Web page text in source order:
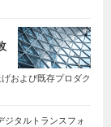
および既存プロダク
ジタルトランスフォ